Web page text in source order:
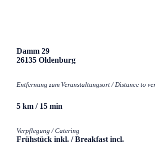
Damm 29
26135 Oldenburg
Entfernung zum Veranstaltungsort / Distance to
5 km / 15 min
Verpflegung / Catering
Frühstück inkl. / Breakfast incl.